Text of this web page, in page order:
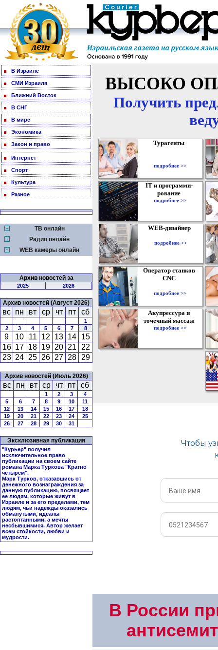
В Израиле
СМИ Израиля
Ближний Восток
В СНГ
В мире
Экономика
Закон и право
Интернет
Спорт
Культура
Разное
ТВ онлайн
Радио онлайн
WEB камеры онлайн
Архив новостей за
2025 2026
Архив новостей (Август 2026)
вс пн вт ср чт пт сб
1
2
3 4 5 6 7 8
9 10 11 12 13 14
15
16 17 18 19 20 21
22
23 24 25 26 27 28 29
Архив новостей (Июль 2026)
вс пн вт ср чт пт сб
1 2 3
4
5
6 7 8 9 10
11
12
13 14 15 16 17
18
19
20 21 22 23 24
25
26
27 28 29 30 31
Эксклюзивная публикация
"Курьер" получил
исключительное право
публикации на своем сайте
романа Марка Туркова "Кратно
четырем".
Марк Турков, отказавшись от
денежного вознаграждения за
данную публикацию, посвящает
ее людям, которые живут в
Израиле и за его пределами, тем
людям, чьи надежды оказались
обманутыми, идеалы
растоптанными, а мечты
несбывшимися. Автор желает
всем стойкости, любви и
мудрости.
ВЫСОКО
Получить
Турагенты
подробнее >>
IT и программи-
рование
подробнее >>
WEB-дизайнер
подробнее >>
Оператор станков
CNC
подробнее >>
Акупрессура и
точечный массаж
подробнее >>
В России